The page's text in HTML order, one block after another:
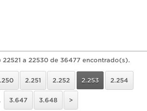
a 22530 de 36477 encontrado(s).
2.251 2.252 2.253 2.254
3.647 3.648 >